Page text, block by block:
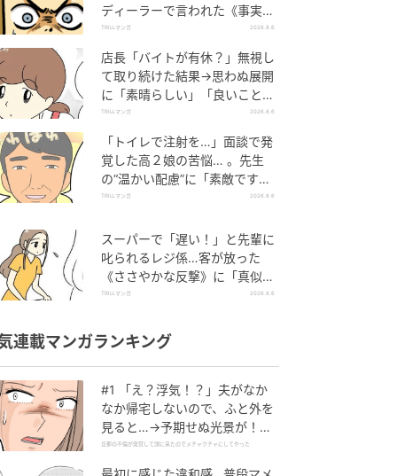
ディーラーで言われた《事実》
に唖然…
TRILLマンガ 2026.8.6
店長「バイトが有休？」無視し
て取り続けた結果→思わぬ展開
に「素晴らしい」「良いことし
ましたね」
TRILLマンガ 2026.8.6
「トイレで注射を…」面談で発
覚した高２娘の苦悩… 。先生
の“温かい配慮”に「素敵です
ね」「対応がいいね」
TRILLマンガ 2026.8.6
スーパーで「遅い！」と先輩に
叱られるレジ係…客が放った
《ささやかな反撃》に「真似し
たい！」「私もです」
TRILLマンガ 2026.8.6
連載マンガランキング
#1 「え？浮気！？」夫がなか
なか帰宅しないので、ふと外を
見ると…→予期せぬ光景が！｜
旦那の不倫が発覚して頭に来た
旦那の不倫が発覚して頭に来たのでメチャクチャにしてやった